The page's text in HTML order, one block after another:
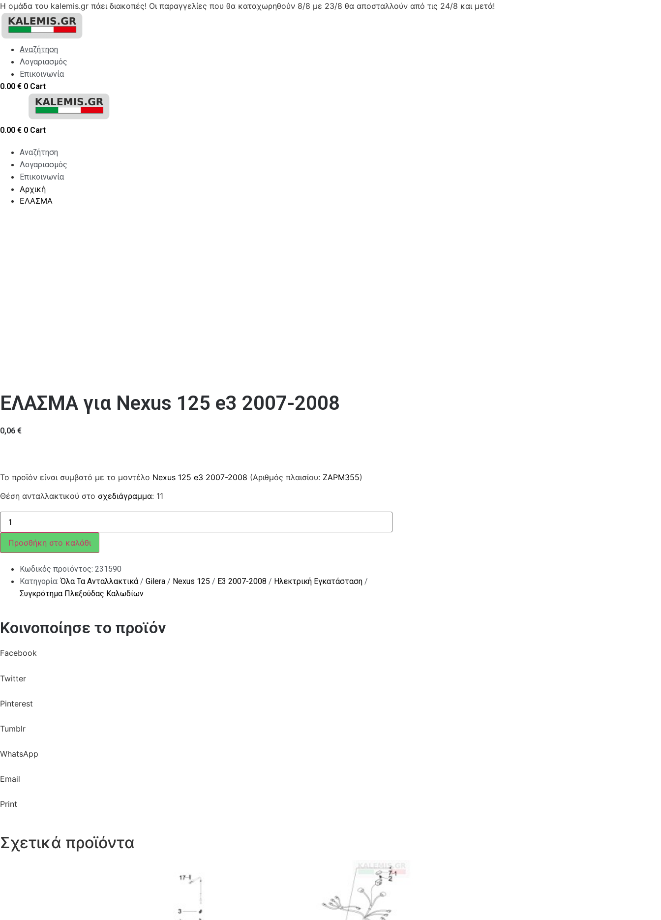
Η ομάδα του kalemis.gr πάει διακοπές! Οι παραγγελίες που θα καταχωρηθούν 8/8 με 23/8 θα αποσταλλούν από τις 24/8 και μετά!
Skip
content
Αναζήτηση
Λογαριασμός
Επικοινωνία
0.00 € 0 Cart
0.00 € 0 Cart
Αναζήτηση
Λογαριασμός
Επικοινωνία
Αρχική
ΕΛΑΣΜΑ
ΕΛΑΣΜΑ για Nexus 125 e3 2007-2008
0,06 €
Το προϊόν είναι συμβατό με το μοντέλο Nexus 125 e3 2007-2008 (Αριθμός πλαισίου: ZAPM355)
Θέση ανταλλακτικού στο σχεδιάγραμμα: 11
ΕΛΑΣΜΑ
ποσότητα
Προσθήκη στο καλάθι
Κωδικός προϊόντος: 231590
Κατηγορία:Όλα Τα Ανταλλακτικά/ Gilera / Nexus 125 / E3 2007-2008 / Ηλεκτρική Εγκατάσταση /
Συγκρότημα Πλεξούδας Καλωδίων
Κοινοποίησε το προϊόν
Facebook
Twitter
Pinterest
Tumblr
WhatsApp
Email
Print
Σχετικά προϊόντα